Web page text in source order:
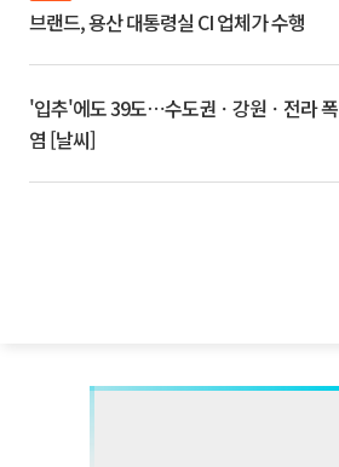
브랜드, 용산 대통령실 CI 업체가 수행
'입추'에도 39도⋯수도권ㆍ강원ㆍ전라 폭
염 [날씨]